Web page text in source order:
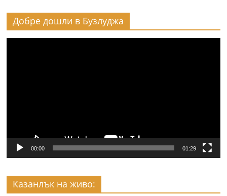
Добре дошли в Бузлуджа
00:00 01:29
Казанлък на живо: